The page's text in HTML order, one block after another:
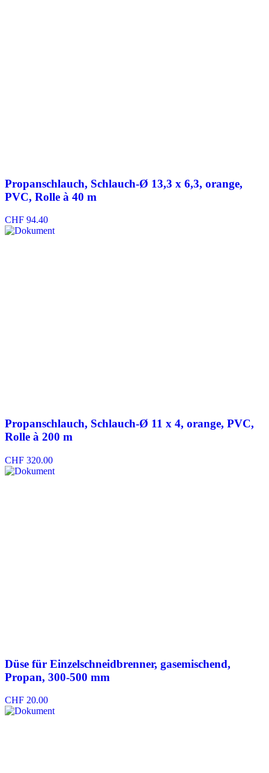
Propanschlauch, Schlauch-Ø 13,3 x 6,3, orange,
PVC, Rolle à 40 m
CHF 94.40
Propanschlauch, Schlauch-Ø 11 x 4, orange, PVC,
Rolle à 200 m
CHF 320.00
Düse für Einzelschneidbrenner, gasemischend,
Propan, 300-500 mm
CHF 20.00